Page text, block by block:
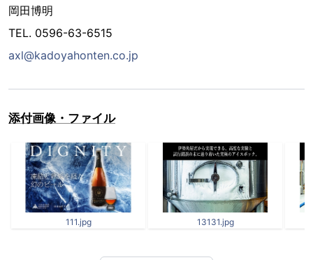
岡田博明
TEL. 0596-63-6515
axl@kadoyahonten.co.jp
添付画像・ファイル
111.jpg 13131.jpg